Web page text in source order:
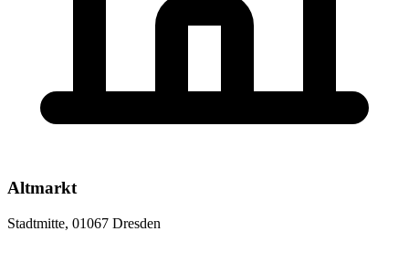
Altmarkt
Stadtmitte, 01067 Dresden